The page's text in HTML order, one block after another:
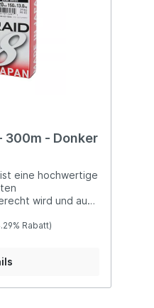
eine hochwertige
wird und aus
Heilbutt, Kabeljau
behalten Sie
Stärke für jede
Rabatt)